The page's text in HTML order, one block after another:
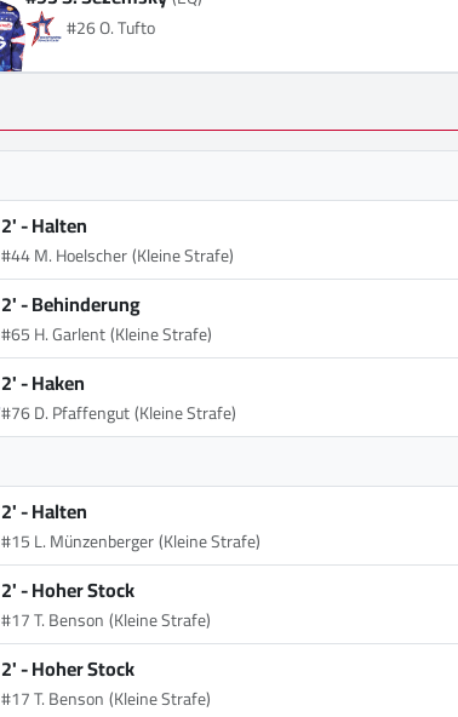
#26 O. Tufto
2' -Halten
#44 M. Hoelscher(Kleine Strafe)
2' -Behinderung
#65 H. Garlent(Kleine Strafe)
2' -Haken
#76 D. Pfaffengut(Kleine Strafe)
2' -Halten
#15 L. Münzenberger(Kleine Strafe)
2' -Hoher Stock
#17 T. Benson(Kleine Strafe)
2' -Hoher Stock
#17 T. Benson(Kleine Strafe)